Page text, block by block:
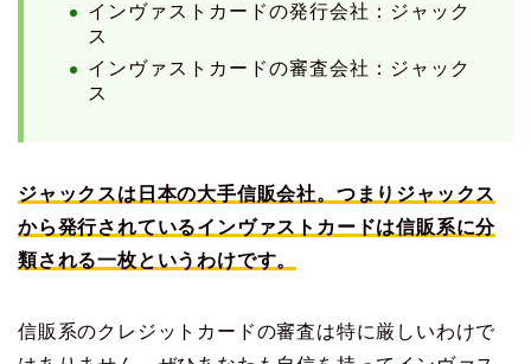
インヴァストカードの発行会社：ジャック
ス
インヴァストカードの審査会社：ジャック
ス
ジャックスは日本の大手信販会社。つまりジャックス
から発行されているインヴァストカードは信販系に分
類される一枚というわけです。
信販系のクレジットカードの審査は特に厳しいわけで